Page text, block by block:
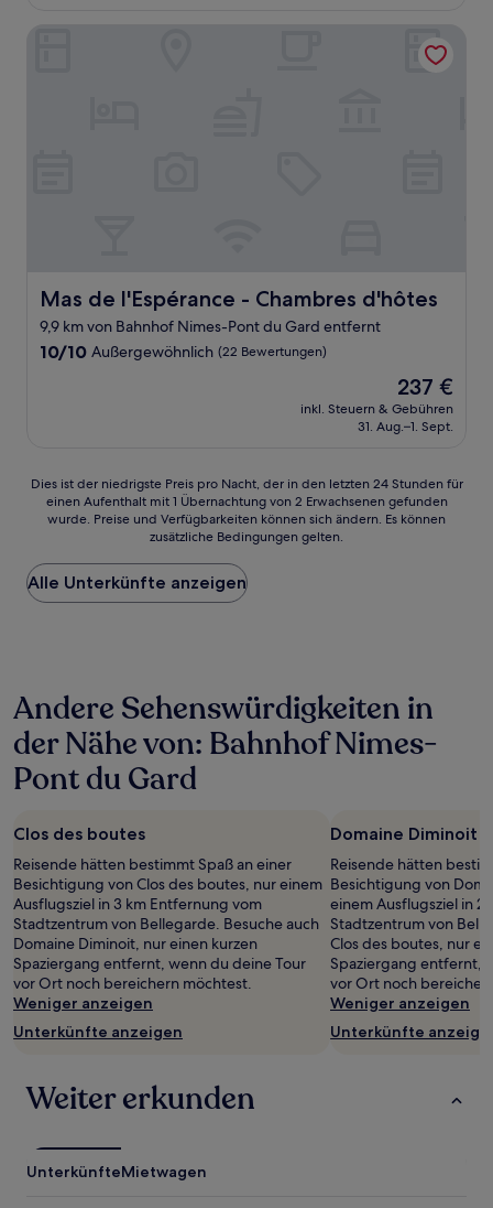
Mas de l'Espérance - Chambres d'hôtes
Mas de l'Espérance - Chambres d'hôtes
9,9 km von Bahnhof Nimes-Pont du Gard entfernt
10.0
10/10 Außergewöhnlich (22 Bewertungen)
Der
Preis
beträgt
237 €
inkl. Steuern & Gebühren
31. Aug.–1. Sept.
Dies
der
Preis
pro
Nacht,
24 Stunden
für
einen
Aufenthalt
mit
2 Erwachsenen
gefunden
wurde.
Preise
und
Verfügbarkeiten
können
sich
ändern.
können
gelten.
Dies ist der niedrigste Preis pro Nacht, der in den letzten 24 Stunden für
einen Aufenthalt mit 1 Übernachtung von 2 Erwachsenen gefunden
wurde. Preise und Verfügbarkeiten können sich ändern. Es können
zusätzliche Bedingungen gelten.
Alle Unterkünfte anzeigen
Andere Sehenswürdigkeiten in
der Nähe von: Bahnhof Nimes-
Pont du Gard
Clos des boutes
Reisende hätten bestimmt Spaß an einer
Besichtigung von Clos des boutes, nur einem
Ausflugsziel in 3 km Entfernung vom
Stadtzentrum von Bellegarde. Besuche auch
Domaine Diminoit, nur einen kurzen
Spaziergang entfernt, wenn du deine Tour
vor Ort noch bereichern möchtest.
Weniger anzeigen
Unterkünfte anzeigen
Domaine Diminoit
Reisende hätten
Besichtigung von
einem Ausflugsziel in
Stadtzentrum von
Clos des boutes, nur
Spaziergang entfernt,
vor Ort noch
Weniger anzeigen
Unterkünfte
Weiter erkunden
UnterkünfteMietwagen